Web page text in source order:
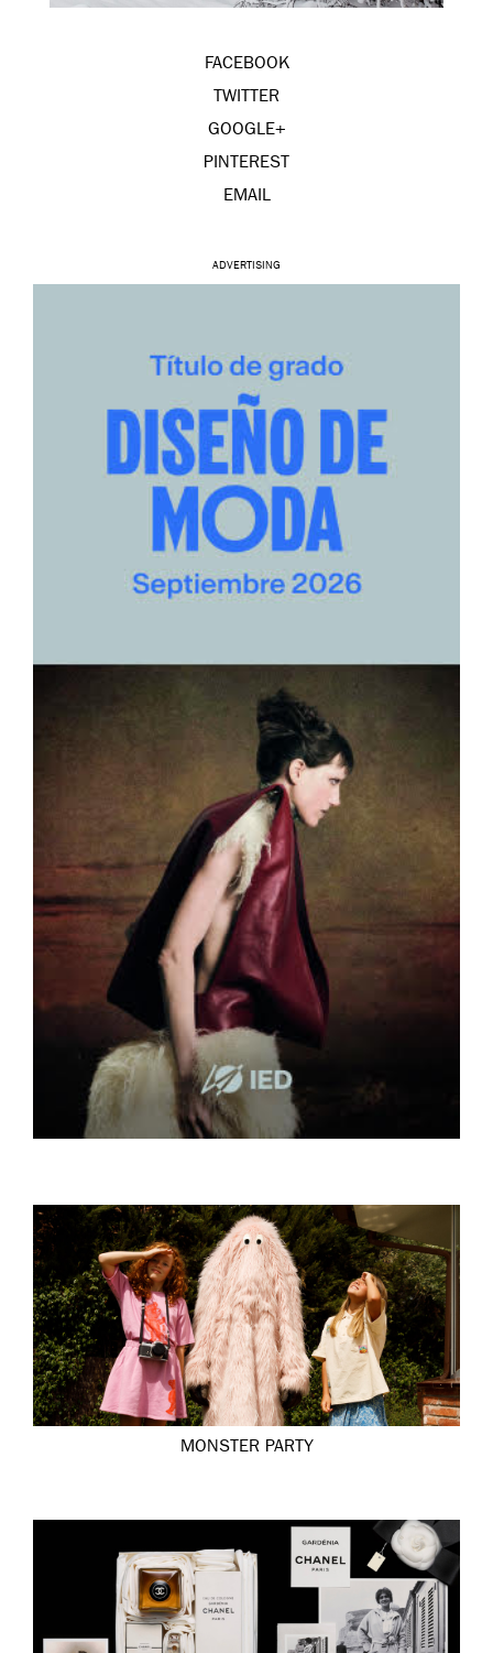
FACEBOOK
TWITTER
GOOGLE+
PINTEREST
EMAIL
ADVERTISING
MONSTER PARTY